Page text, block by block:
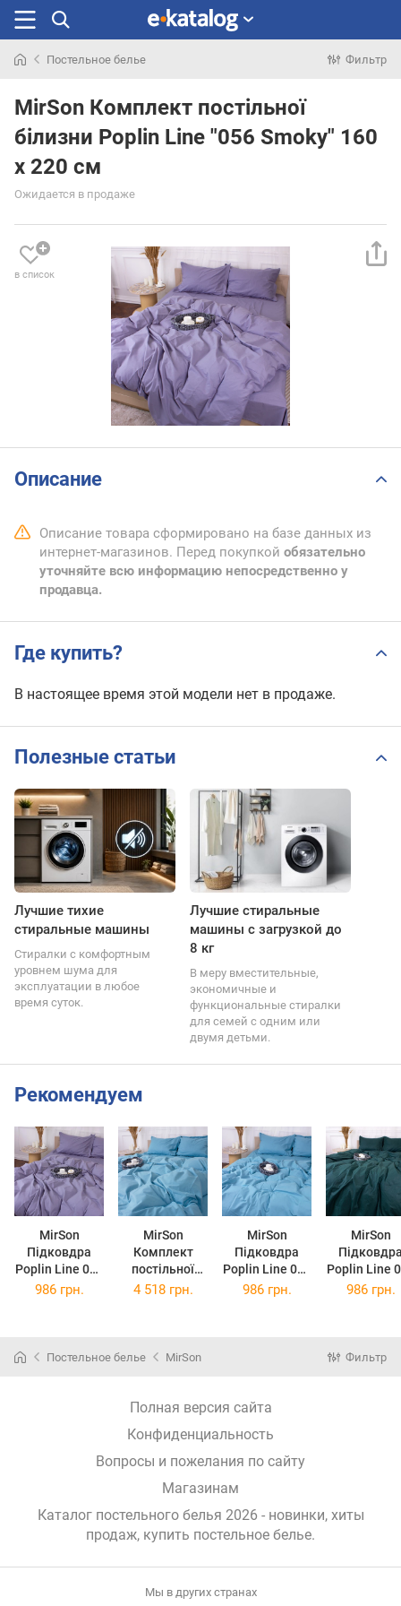
раньше
Постельное белье Фильтр
MirSon Комплект постільної
білизни Poplin Line "056 Smoky" 160
x 220 см
Ожидается в продаже
в список
Описание
Описание товара сформировано на базе данных из
интернет-магазинов. Перед покупкой обязательно
уточняйте всю информацию непосредственно у
продавца.
Где купить?
В настоящее время этой модели нет в продаже.
Полезные статьи
Лучшие тихие
стиральные машины
Стиралки с комфортным
уровнем шума для
эксплуатации в любое
время суток.
Лучшие стиральные
машины с загрузкой до
8 кг
В меру вместительные,
экономичные и
функциональные стиралки
для семей с одним или
двумя детьми.
Рекомендуем
MirSon
Підковдра
Poplin Line 056
Smoky 110х140
MirSon
Комплект
постільної
білизни Poplin
MirSon
Підковдра
Poplin Line 067
Green wave
MirSon
Poplin Line
Emerald
986 грн. 4 518 грн. 986 грн. 986 грн.
Постельное белье MirSon Фильтр
Полная версия сайта
Конфиденциальность
Вопросы и пожелания по сайту
Магазинам
Каталог постельного белья 2026 - новинки, хиты
продаж, купить постельное белье.
Мы в других странах